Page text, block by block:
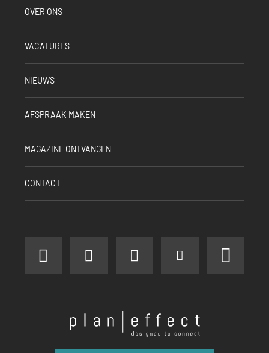
OVER ONS
VACATURES
NIEUWS
AFSPRAAK MAKEN
MAGAZINE ONTVANGEN
CONTACT